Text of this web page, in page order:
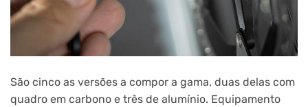
São cinco as versões a compor a gama, duas delas com
quadro em carbono e três de alumínio. Equipamento